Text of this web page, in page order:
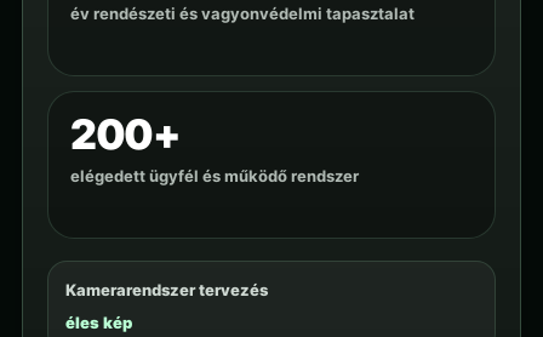
év rendészeti és vagyonvédelmi tapasztalat
200+
elégedett ügyfél és működő rendszer
Kamerarendszer tervezés
éles kép